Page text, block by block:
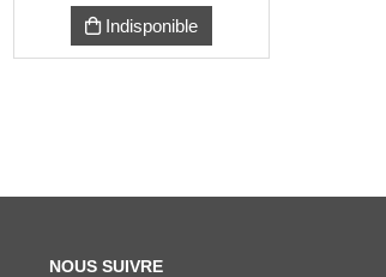
Indisponible
NOUS SUIVRE